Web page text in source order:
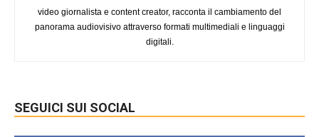
video giornalista e content creator, racconta il cambiamento del
panorama audiovisivo attraverso formati multimediali e linguaggi
digitali.
SEGUICI SUI SOCIAL